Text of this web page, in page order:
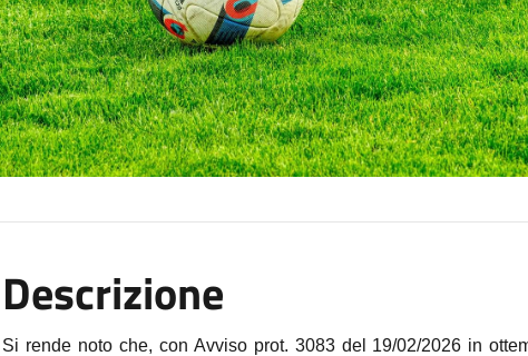
Descrizione
Si rende noto che, con Avviso prot. 3083 del 19/02/2026 in